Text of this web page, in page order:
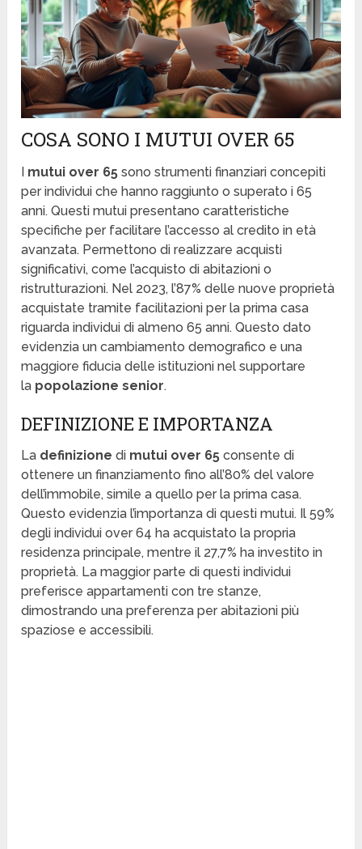
COSA SONO I MUTUI OVER 65
mutui over 65 sono strumenti finanziari concepiti
per individui che hanno raggiunto o superato i 65
anni. Questi mutui presentano caratteristiche
specifiche per facilitare l’accesso al credito in età
avanzata. Permettono di realizzare acquisti
significativi, come l’acquisto di abitazioni o
ristrutturazioni. Nel 2023, l’87% delle nuove proprietà
acquistate tramite facilitazioni per la prima casa
riguarda individui di almeno 65 anni. Questo dato
evidenzia un cambiamento demografico e una
maggiore fiducia delle istituzioni nel supportare
la popolazione senior.
DEFINIZIONE E IMPORTANZA
La definizione di mutui over 65 consente di
ottenere un finanziamento fino all’80% del valore
dell’immobile, simile a quello per la prima casa.
Questo evidenzia l’importanza di questi mutui. Il 59%
degli individui over 64 ha acquistato la propria
residenza principale, mentre il 27,7% ha investito in
proprietà. La maggior parte di questi individui
preferisce appartamenti con tre stanze,
dimostrando una preferenza per abitazioni più
spaziose e accessibili.